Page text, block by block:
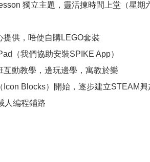
獨立主題，靈活揀時間上堂（星期
提供，唔使自購LEGO套裝
（我們協助安裝SPIKE App）
互動教學，邊玩邊學，寓教於樂
Icon Blocks）開始，逐步建立STEAM興
人編程鋪路